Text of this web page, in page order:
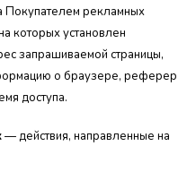
Покупателем рекламных
которых установлен
запрашиваемой страницы,
о браузере, реферер
доступа.
— действия, направленные на